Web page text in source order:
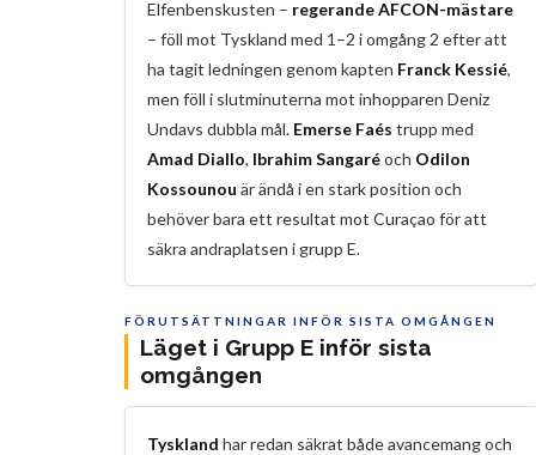
Elfenbenskusten – regerande AFCON-mästare
– föll mot Tyskland med 1–2 i omgång 2 efter att
ha tagit ledningen genom kapten Franck Kessié,
men föll i slutminuterna mot inhopparen Deniz
Undavs dubbla mål. Emerse Faés trupp med
Amad Diallo, Ibrahim Sangaréoch Odilon
Kossounou är ändå i en stark position och
behöver bara ett resultat mot Curaçao för att
säkra andraplatsen i grupp E.
FÖRUTSÄTTNINGAR INFÖR SISTA OMGÅNGEN
Läget i Grupp E inför sista
omgången
Tyskland har redan säkrat både avancemang och